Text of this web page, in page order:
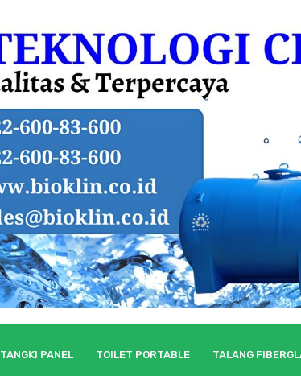
TANGKI PANEL TOILET PORTABLE TALANG